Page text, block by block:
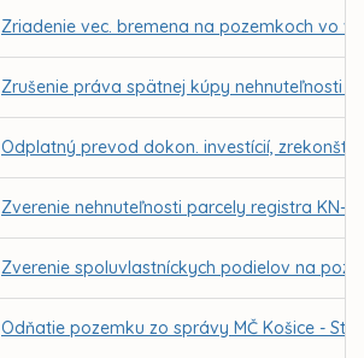
Zriadenie vec. bremena na pozemkoch vo
Zrušenie práva spätnej kúpy nehnuteľnosti -
Odplatný prevod dokon. investícií,
Zverenie nehnuteľnosti parcely registra KN-
Zverenie spoluvlastníckych podielov na
Odňatie pozemku zo správy MČ Košice -